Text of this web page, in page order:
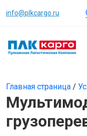
info@plkcargo.ru
Главная страница /